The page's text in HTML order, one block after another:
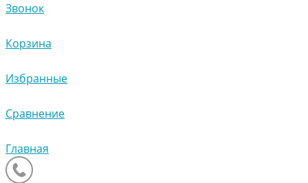
Звонок
Корзина
Избранные
Сравнение
Главная